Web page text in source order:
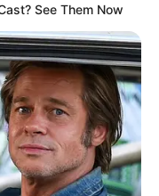
See Them Now